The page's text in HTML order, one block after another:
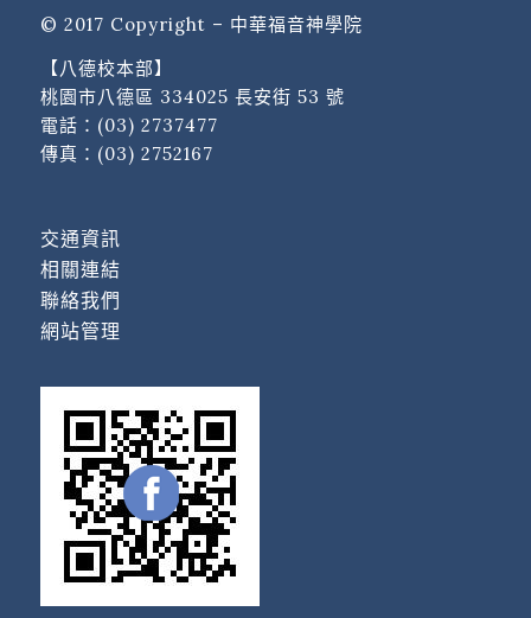
© 2017 Copyright – 中華福音神學院
【八德校本部】
桃園市八德區 334025 長安街 53 號
電話： (03) 2737477
傳真：(03) 2752167
交通資訊
相關連結
聯絡我們
網站管理